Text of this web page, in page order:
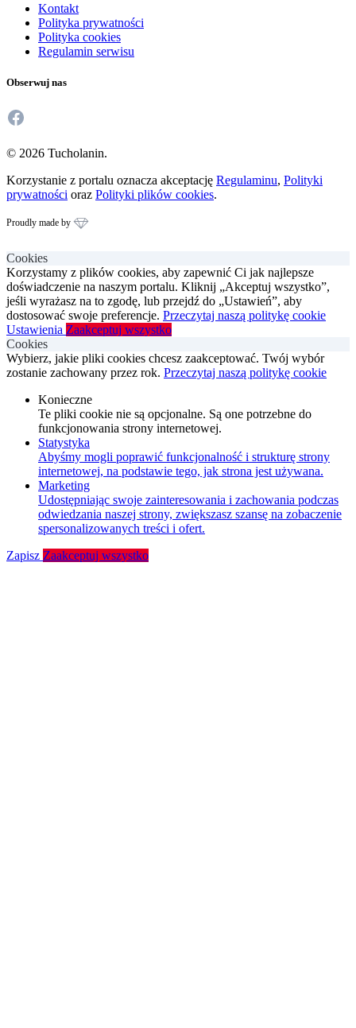
Kontakt
Polityka prywatności
Polityka cookies
Regulamin serwisu
Obserwuj nas
Facebook
© 2026 Tucholanin.
Korzystanie z portalu oznacza akceptację Regulaminu, Polityki
prywatności oraz Polityki plików cookies.
Proudly made by
Cookies
Korzystamy z plików cookies, aby zapewnić Ci jak najlepsze
doświadczenie na naszym portalu. Kliknij „Akceptuj wszystko”,
jeśli wyrażasz na to zgodę, lub przejdź do „Ustawień”, aby
dostosować swoje preferencje. Przeczytaj naszą politykę cookie
Ustawienia Zaakceptuj wszystko
Cookies
Wybierz, jakie pliki cookies chcesz zaakceptować. Twój wybór
zostanie zachowany przez rok. Przeczytaj naszą politykę cookie
Konieczne
Te pliki cookie nie są opcjonalne. Są one potrzebne do
funkcjonowania strony internetowej.
Statystyka
Abyśmy mogli poprawić funkcjonalność i strukturę strony
internetowej, na podstawie tego, jak strona jest używana.
Marketing
Udostępniając swoje zainteresowania i zachowania podczas
odwiedzania naszej strony, zwiększasz szansę na zobaczenie
spersonalizowanych treści i ofert.
Zapisz Zaakceptuj wszystko